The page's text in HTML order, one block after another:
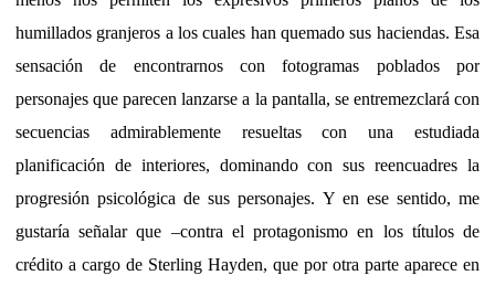
humillados granjeros a los cuales han quemado sus haciendas. Esa
sensación de encontrarnos con fotogramas poblados por
personajes que parecen lanzarse a la pantalla, se entremezclará con
secuencias admirablemente resueltas con una estudiada
planificación de interiores, dominando con sus reencuadres la
progresión psicológica de sus personajes. Y en ese sentido, me
gustaría señalar que –contra el protagonismo en los títulos de
crédito a cargo de Sterling Hayden, que por otra parte aparece en